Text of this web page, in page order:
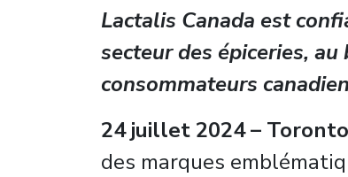
Lactalis Canada est
secteur des épiceries,
consommateurs
24 juillet 2024 –
des marques